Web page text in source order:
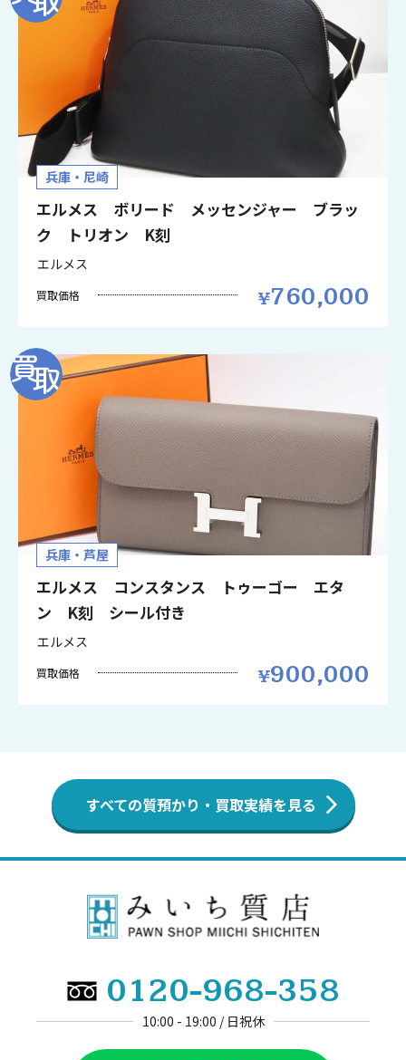
兵庫・尼崎
エルメス ボリード メッセンジャー ブラッ
ク トリオン K刻
エルメス
買取価格 760,000
兵庫・芦屋
エルメス コンスタンス トゥーゴー エタ
ン K刻 シール付き
エルメス
買取価格 900,000
すべての質預かり・買取実績を見る
0120-968-358
10:00 - 19:00 / 日祝休